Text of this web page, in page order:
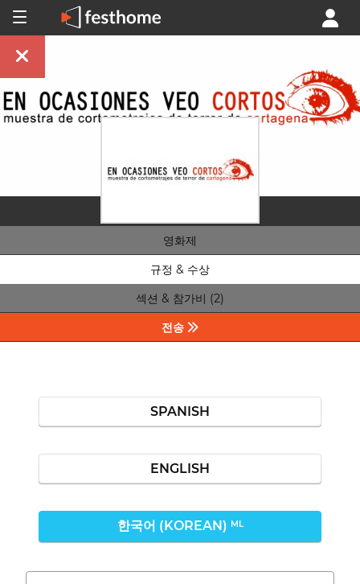
영화제
규정 & 수상
섹션 & 참가비 (2)
전송
SPANISH
ENGLISH
한국어 (KOREAN) ML